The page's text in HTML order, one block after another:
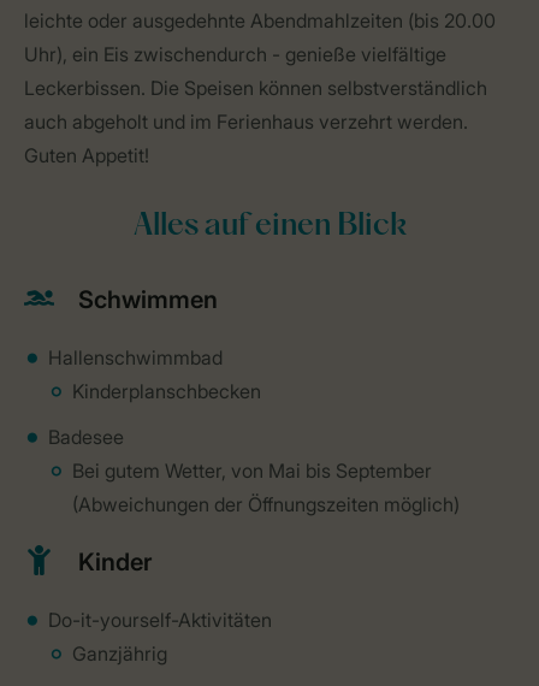
leichte oder ausgedehnte Abendmahlzeiten (bis 20.00
Uhr), ein Eis zwischendurch - genieße vielfältige
Leckerbissen. Die Speisen können selbstverständlich
auch abgeholt und im Ferienhaus verzehrt werden.
Guten Appetit!
Alles auf einen Blick
Schwimmen
Hallenschwimmbad
Kinderplanschbecken
Badesee
Bei gutem Wetter, von Mai bis September
(Abweichungen der Öffnungszeiten möglich)
Kinder
Do-it-yourself-Aktivitäten
Ganzjährig